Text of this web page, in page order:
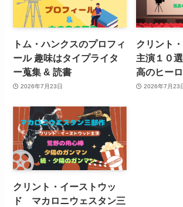
トム・ハンクスのプロフィ
ール 趣味はタイプライタ
ー蒐集 & 読書
2026年7月23日
クリント
主演１０
高のヒー
2026年7月23
クリント・イーストウッ
ド マカロニウェスタン三